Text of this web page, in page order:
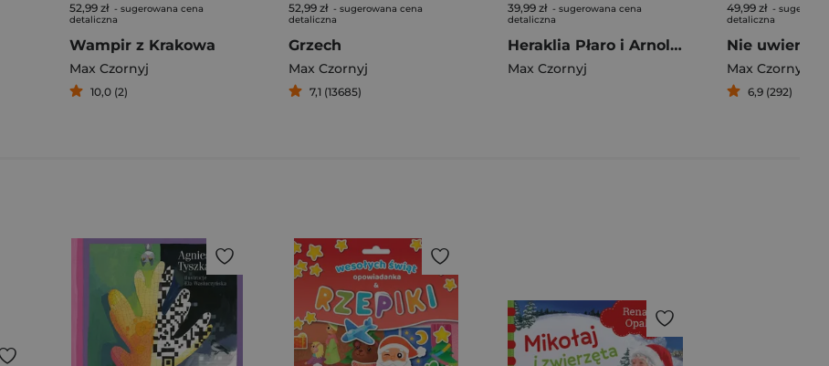
52,99 zł - sugerowana cena
detaliczna
Wampir z Krakowa
Max Czornyj
10,0 (2)
52,99 zł - sugerowana cena
detaliczna
Grzech
Max Czornyj
7,1 (13685)
39,99 zł - sugerowana cena
detaliczna
Heraklia Płaro i Arnold Lupę. Tajemnica latającego spodka
Max Czornyj
49,99 zł -
detaliczna
Max Czornyj
6,9 (292)